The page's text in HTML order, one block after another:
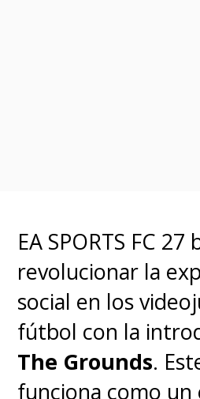
disponibilidad
próximas
EA SPORTS FC 27
revolucionar la
social en los
fútbol con la
The Grounds.
funciona como